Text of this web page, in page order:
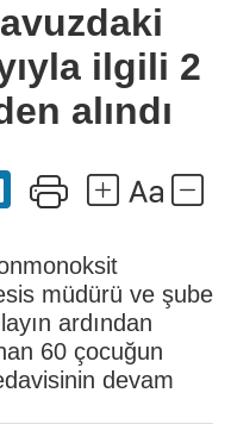
ilgili 2
alındı
müdürü ve şube
ardından
60 çocuğun
devam